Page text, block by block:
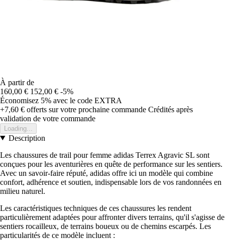
À partir de
160,00 € 152,00 € -5%
Économisez 5% avec le code EXTRA
+7,60 € offerts sur votre prochaine commande Crédités après
validation de votre commande
Loading...
Description
Les chaussures de trail pour femme adidas Terrex Agravic SL sont
conçues pour les aventurières en quête de performance sur les sentiers.
Avec un savoir-faire réputé, adidas offre ici un modèle qui combine
confort, adhérence et soutien, indispensable lors de vos randonnées en
milieu naturel.
Les caractéristiques techniques de ces chaussures les rendent
particulièrement adaptées pour affronter divers terrains, qu'il s'agisse de
sentiers rocailleux, de terrains boueux ou de chemins escarpés. Les
particularités de ce modèle incluent :